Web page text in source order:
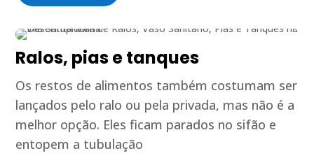
Ralos, pias e tanques
Os restos de alimentos também costumam ser
lançados pelo ralo ou pela privada, mas não é a
melhor opção. Eles ficam parados no sifão e
entopem a tubulação